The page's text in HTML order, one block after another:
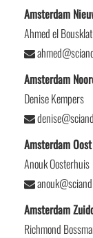
Amsterdam
Ahmed el
Amsterdam
Denise Kempers
Amsterdam Oost
Anouk Oosterhuis
Amsterdam
Richmond